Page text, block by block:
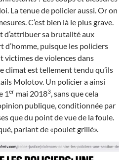
La tenue de policier aussi. Or on
C’est bien là le plus grave.
d’attribuer sa brutalité aux
puisque les policiers
victimes de violences dans
climat est tellement tendu qu’ils
Molotov. Un policier a ainsi
1er mai 20183, sans que cela
publique, conditionnée par
que du point de vue de la foule.
parlant de «poulet grillé».